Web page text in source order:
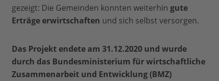
gezeigt: Die Gemeinden konnten weiterhin gute
Erträge erwirtschaften und sich selbst versorgen.
Das Projekt endete am 31.12.2020 und wurde
durch das Bundesministerium für wirtschaftliche
Zusammenarbeit und Entwicklung (BMZ)